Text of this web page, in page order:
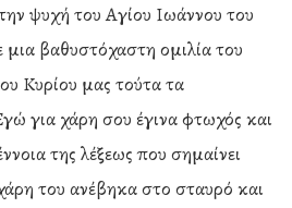
ψυχή του Αγίου Ιωάννου του
βαθυστόχαστη ομιλία του
Κυρίου μας τούτα τα
για χάρη σου έγινα φτωχός και
της λέξεως που σημαίνει
του ανέβηκα στο σταυρό και